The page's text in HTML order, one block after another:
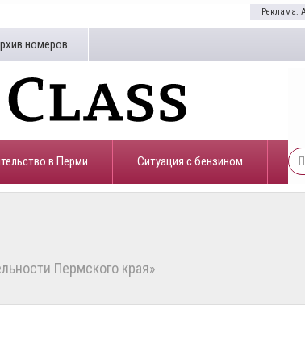
Реклама:
номеров
в Перми ​Ситуация с бензином
Пермского края»